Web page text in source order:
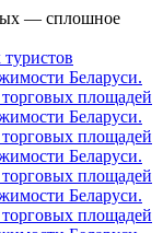
— сплошное
Беларуси.
площадей
Беларуси.
площадей
Беларуси.
площадей
Беларуси.
площадей